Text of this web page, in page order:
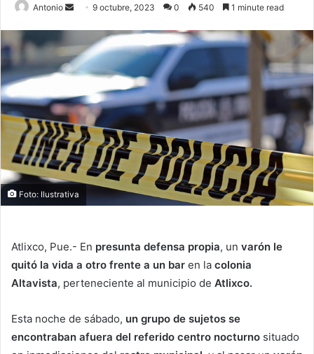
Antonio
Send9 octubre, 2023 0 540 1 minute read
Foto: Ilustrativa
Atlixco, Pue.- En presunta defensa propia, un varón le
quitó la vida a otro frente a un bar en la colonia
Altavista, perteneciente al municipio de Atlixco.
Esta noche de sábado, un grupo de sujetos se
encontraban afuera del referido centro nocturno situado